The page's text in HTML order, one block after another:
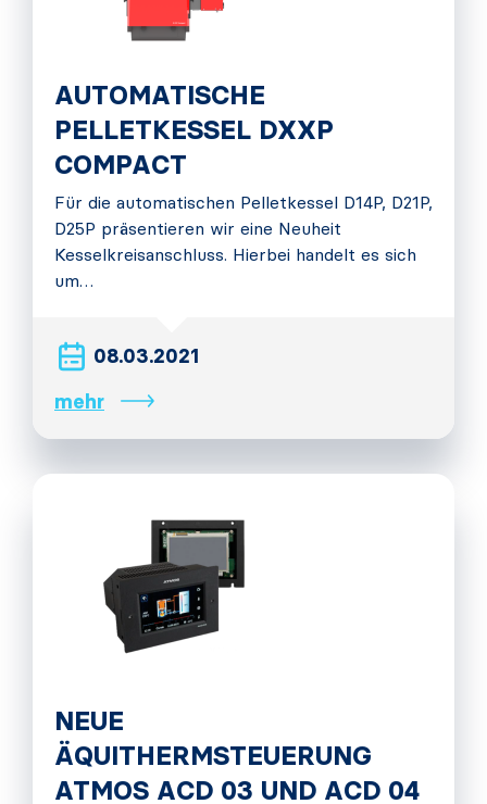
AUTOMATISCHE
PELLETKESSEL DXXP
COMPACT
Für die automatischen Pelletkessel D14P, D21P,
D25P präsentieren wir eine Neuheit
Kesselkreisanschluss. Hierbei handelt es sich
um…
08.03.2021
mehr
NEUE
ÄQUITHERMSTEUERUNG
ATMOS ACD 03 UND ACD 04